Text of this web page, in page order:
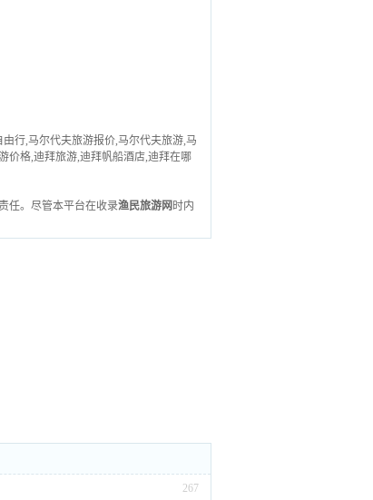
行,马尔代夫旅游报价,马尔代夫旅游,马
价格,迪拜旅游,迪拜帆船酒店,迪拜在哪
任。尽管本平台在收录渔民旅游网 时内
267